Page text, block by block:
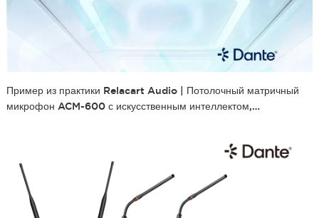
Пример из практики Relacart Audio | Потолочный матричный
микрофон ACM-600 с искусственным интеллектом,